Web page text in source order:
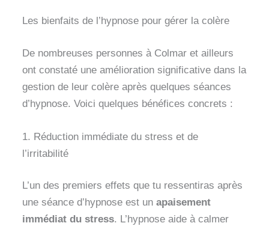
Les bienfaits de l’hypnose pour gérer la colère
De nombreuses personnes à Colmar et ailleurs
ont constaté une amélioration significative dans la
gestion de leur colère après quelques séances
d’hypnose. Voici quelques bénéfices concrets :
1. Réduction immédiate du stress et de
l’irritabilité
L’un des premiers effets que tu ressentiras après
une séance d’hypnose est un apaisement
immédiat du stress. L’hypnose aide à calmer